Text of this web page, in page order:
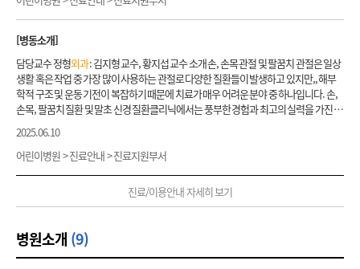
니다. - 일부 질환(건강보험적용 불가능한 질환)에 대해 진료의뢰서 지참으로 보험적용
경시에는 외래진료를 다시 보셔야 하므로, 수술예약 시 신중히 결정하시기 바랍니다. -
수술 취소를 원하는 경우 2주 전에 연락 바랍니다. (TEL :2072-2371) 3. 진료안내 1) 진료
전 과정 - 성형외과외래를 처음 방문하시는 분들은 가장 먼저 본관 1층 현관 접수창구에
서 진료 의뢰서를 접수하고 선택 진료 확인과진료카드를 발급 받습니다. (미용 및 흉터
치료 : 진료의뢰서 불필요) - 타 병원의 외부영상 CD를 가져오신 분들은 본관 1층 처음 오
신분(신환)접수 창구 또는 무인CD등록기에 등록해 주십시오. - 타병원의 의무기록지 및
약 처방전, 조직 슬라이드 지참하여 오신 분은 진료 시 보여 주십시오. - 현관 접수 창구 오
른편 외과 계 외래 쪽으로 들어오십시오. 성형
료절차에 관한 안내를 받으십시오. - 장학 교수 신환, 초진의 경우 간호사실에서 문진표
작성 및 혈압 측정후 진료실 앞에서 대기해 주시기 바랍니다. 2) 진료 후 과정 - 외래진료
가 끝난 후에는 담당 직원이 검사예약 방법과 외래 예약 및 입원예약에 대해 친절히 설명
해 드립니다. - 흉터제품 사용법 설명 및 초진 진료 후 안내는 설명간호사실(성형외과맞
여 필요한 정보를 위해 추가적인 문진표를 드립니다. 작성하셔서 간호직원에게 제출하
시기 바랍니다. - 수술 예정인 경우 아스피린, 항응고제, 혈전용해제, 혈액순환개선제 등
서로 관련이 있는 다른 전문 진료과와의 긴밀한 협조 하에 치료가 이루어져야 합니다. 이
런 점에서 저희 소아성형외과는 30여년간의 국내 최고의 진료 경험과 성과를 바탕으로,
교정 치과, 소아신경외과, 소아이비인후과, 소아영상의학과, 소아마취과, 언어치료실
등과 함께 긴밀한 협진 체계를 구축하고 있습니다. 그 결과 국내뿐만 아니라 세계 각국의
어린이를 성공적으로 치료하여 최고의 성과를 내고 있습니다. 서울대학교어린이병원
인 연구를 수행하고 있으며, 어린이들에게 희망과 꿈을 주는 진료를 위해 끊임없이 노력
수부및 족부 기형, 외상 후 기형 및 흉터, 피부 종양 2. 예약 전 유의사항 교수님의 전공분
는 1,2차 의료기관에서 받은 진료의뢰서 및 최근 검사 결과지를 가지고 오시면 진료에 도
움이 됩니다. - 외부병원 영상자료는 어린이병원 2층 의무기록복사/CD등록.복사 창구
[병동소개]
담당교수 정형외과: 김지형 교수, 황지섭 교수 소개 손, 손목 관절 및 팔꿈치 관절은 일상
생활 혹은 작업 중 가장 많이 사용하는 관절로 다양한 질환들이 발생하고 있지만,, 해부
학적 구조 및 운동 기전이 복잡하기 때문에 치료가 매우 어려운 분야 중 하나입니다. 손,
손목, 팔꿈치 질환 및 말초 신경 질환클리닉에서는 풍부한 경험과 최고의 실력을 가진 의
모든 근골격계 질환과 말초 신경 질환에 대하여 진료를 시행하고 있습니다. 또한, 발병률
이 매우 드물거나 치료법이 아직 정립되지 않은 희귀 난치성 질환에 대해서도 진료를 시
드꿔벵씨 병(de Quervain’s disease), 건초염, 손끝 관절염, 엄지 뿌리 관절 관절염(basa
l joint arthritis of thumb), 듀피트렌씨 병 및수부에 발생하는 양성 종양 등이 있으며, 손
불안정성, 삼각 섬유 연골 복합체 파열 및 척골 충돌 증후군 등이 있습니다. 또한 팔꿈치
관절 주위의 질환으로는 외상과염(테니스 엘보우), 내상과염, 주관절골관절염 및 주관
절강직증 등이 있습니다. 상지의 대표적인 말초 신경 질환에는 손목 터널 증후군(수근관
2025.06.10
어린이병원 > 진료안내 > 진료지원부서
진료/이용안내 자세히 보기
병원소개 (9)